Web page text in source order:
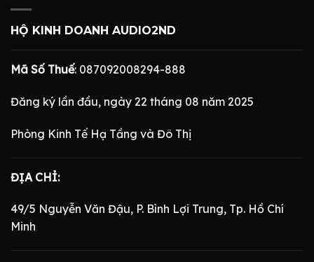
HỘ KINH DOANH AUDIO2ND
Mã Số Thuế: 087092008294-888
Đăng ký lần đầu, ngày 22 tháng 08 năm 2025
Phòng Kinh Tế Hạ Tầng và Đô Thị
ĐỊA CHỈ:
49/5 Nguyễn Văn Đậu, P. Bình Lợi Trung, Tp. Hồ Chí
Minh